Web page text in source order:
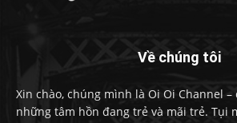
Về chúng tôi
Xin chào, chúng mình là Oi Oi Channel
những tâm hồn đang trẻ và mãi trẻ. Tụi